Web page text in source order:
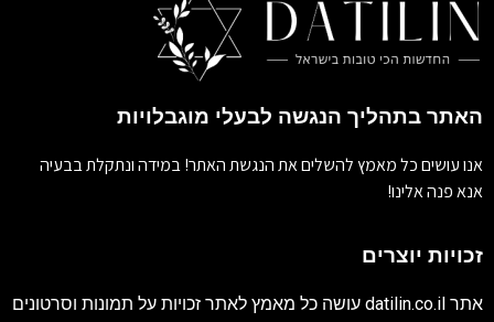
האתר בתהליך הנגשה לבעלי מוגבלויות
אנו עושים כל מאמץ להשלים את הנגשת האתר! במידה ונתקלת בבעיה
אנא פנה אלינו!
זכויות יוצרים
אתר datilin.co.il עושה כל מאמץ לאתר זכויות על תמונות וסרטונים